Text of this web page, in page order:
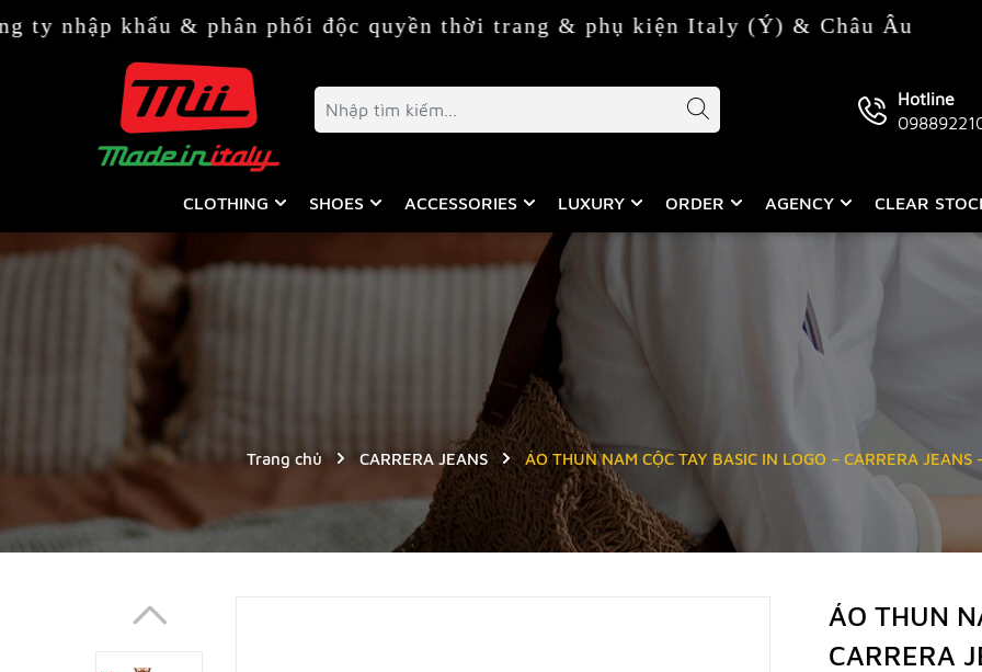
& phân phối độc quyền thời trang & phụ kiện Italy (Ý) & Châu Âu
Hotline
CLOTHING SHOES ACCESSORIES LUXURY ORDER AGENCY CLEAR
Trang chủ CARRERA JEANS ÁO THUN NAM CỘC TAY BASIC IN LOGO – CARRERA
ÁO THUN
CARRERA